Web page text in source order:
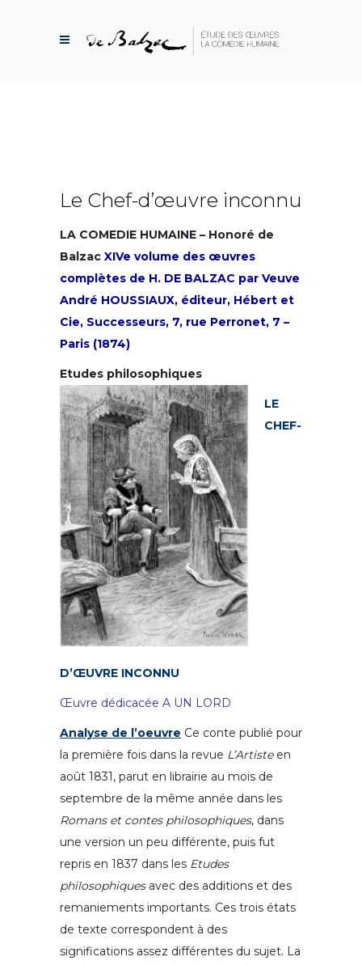
Le Chef-d’œuvre inconnu
LA COMEDIE HUMAINE – Honoré de
Balzac XIVe volume des œuvres
complètes de H. DE BALZAC par Veuve
André HOUSSIAUX, éditeur, Hébert et
Cie, Successeurs, 7, rue Perronet, 7 –
Paris (1874)
Etudes philosophiques
LE
CHEF-
D’ŒUVRE INCONNU
Œuvre dédicacée A UN LORD
Analyse de l’oeuvre Ce conte publié pour
la première fois dans la revue L’Artisteen
août 1831, parut en librairie au mois de
septembre de la même année dans les
Romans et contes philosophiques, dans
une version un peu différente, puis fut
repris en 1837 dans les Etudes
philosophiquesavec des additions et des
remaniements importants. Ces trois états
de texte correspondent à des
significations assez différentes du sujet. La